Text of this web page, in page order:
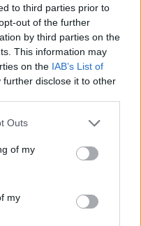
to third parties prior to
out of the further
by third parties on the
This information may
on the IAB’s List of
further disclose it to other
one or more Google
You may click to
its third-party tags to
in below Google
Outs
of my
my
DEA Athens και την
Τμήματος
της
και
συνολικά 11